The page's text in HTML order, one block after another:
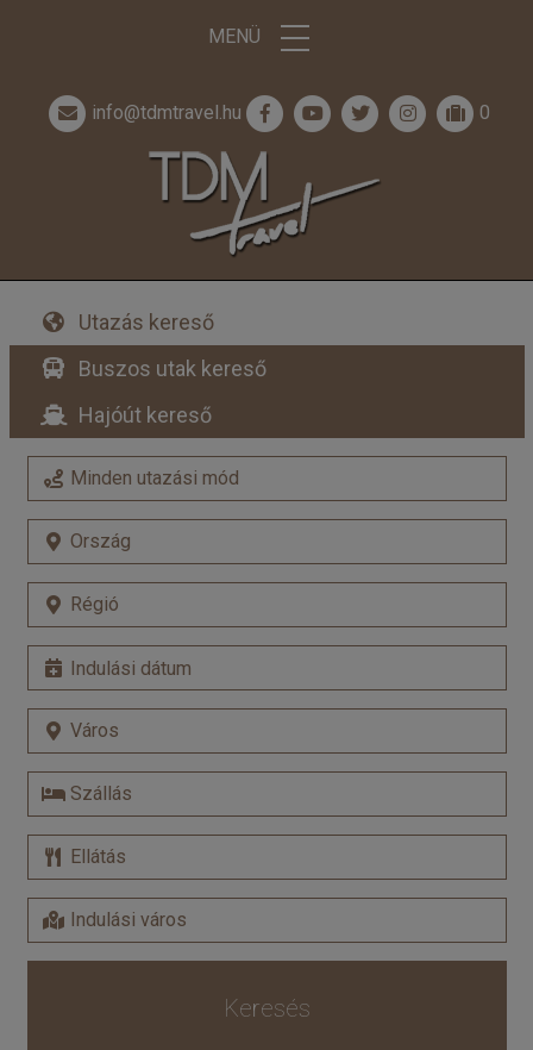
MENÜ
info@tdmtravel.hu 0
Utazás kereső
Buszos utak kereső
Hajóút kereső
Keresés